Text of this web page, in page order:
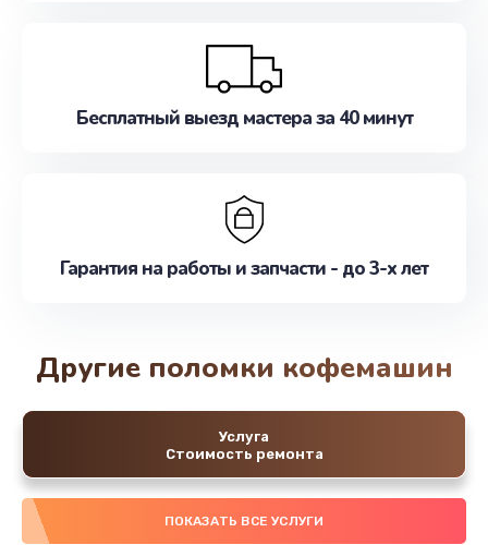
Бесплатный выезд мастера за 40 минут
Гарантия на работы и запчасти - до 3-х лет
Другие поломки кофемашин
Услуга
Стоимость ремонта
ПОКАЗАТЬ ВСЕ УСЛУГИ